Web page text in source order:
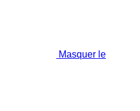
Masquer le